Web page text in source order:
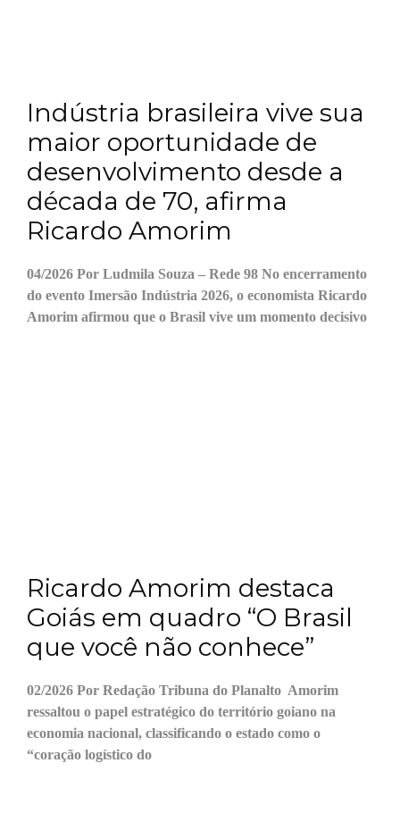
Indústria brasileira vive sua
maior oportunidade de
desenvolvimento desde a
década de 70, afirma
Ricardo Amorim
04/2026 Por Ludmila Souza – Rede 98 No encerramento
do evento Imersão Indústria 2026, o economista Ricardo
Amorim afirmou que o Brasil vive um momento decisivo
Ricardo Amorim destaca
Goiás em quadro “O Brasil
que você não conhece”
02/2026 Por Redação Tribuna do Planalto Amorim
ressaltou o papel estratégico do território goiano na
economia nacional, classificando o estado como o
“coração logístico do